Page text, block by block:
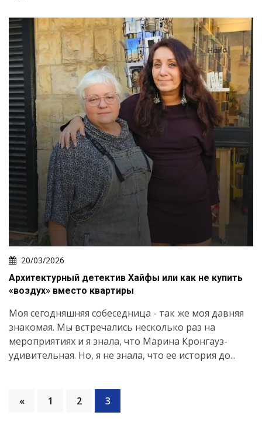
20/03/2026
Архитектурный детектив Хайфы или как не купить
«воздух» вместо квартиры
Моя сегодняшняя собеседница - так же моя давняя
знакомая. Мы встречались несколько раз на
мероприятиях и я знала, что Марина Кронгауз-
удивительная. Но, я не знала, что ее история до...
« 1 2 3